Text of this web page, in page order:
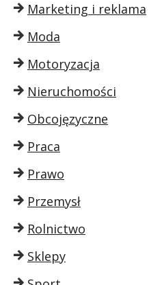
Marketing i reklama
Moda
Motoryzacja
Nieruchomości
Obcojęzyczne
Praca
Prawo
Przemysł
Rolnictwo
Sklepy